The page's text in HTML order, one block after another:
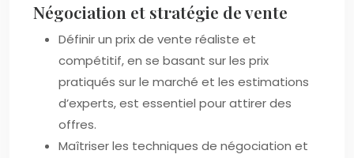
Négociation et stratégie de vente
Définir un prix de vente réaliste et
compétitif, en se basant sur les prix
pratiqués sur le marché et les estimations
d’experts, est essentiel pour attirer des
offres.
Maîtriser les techniques de négociation et